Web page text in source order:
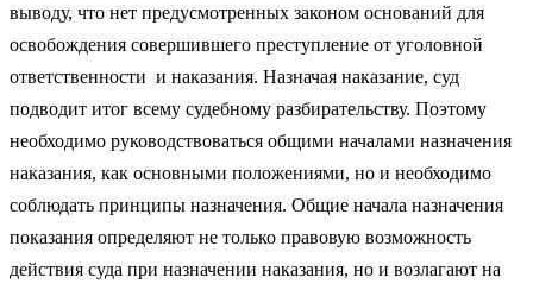
выводу, что нет предусмотренных законом оснований для
освобождения совершившего преступление от уголовной
ответственности и наказания. Назначая наказание, суд
подводит итог всему судебному разбирательству. Поэтому
необходимо руководствоваться общими началами назначения
наказания, как основными положениями, но и необходимо
соблюдать принципы назначения. Общие начала назначения
показания определяют не только правовую возможность
действия суда при назначении наказания, но и возлагают на